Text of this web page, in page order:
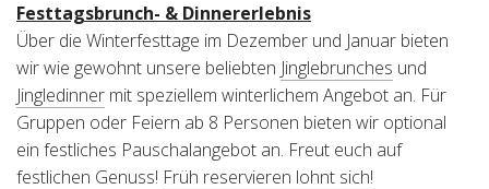
Festtagsbrunch- & Dinnererlebnis
Über die Winterfesttage im Dezember und Januar bieten
wir wie gewohnt unsere beliebten Jinglebrunches und
Jingledinner mit speziellem winterlichem Angebot an. Für
Gruppen oder Feiern ab 8 Personen bieten wir optional
ein festliches Pauschalangebot an. Freut euch auf
festlichen Genuss! Früh reservieren lohnt sich!